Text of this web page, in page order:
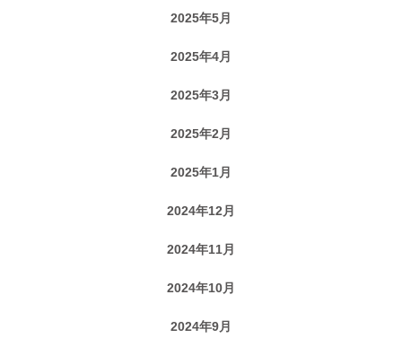
2025年5月
2025年4月
2025年3月
2025年2月
2025年1月
2024年12月
2024年11月
2024年10月
2024年9月